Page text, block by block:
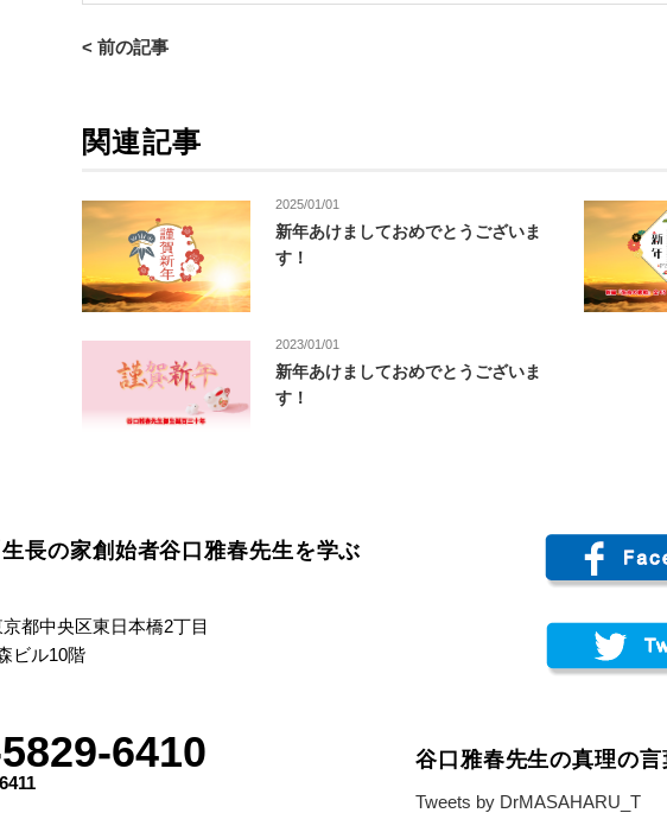
< 前の記事
関連記事
2025/01/01
新年あけましておめでとうございま
す！
2023/01/01
新年あけましておめでとうございま
す！
長の家創始者谷口雅春先生を学ぶ
都中央区東日本橋2丁目
ビル10階
6410 谷口雅春先生の真理の言
Tweets by DrMASAHARU_T